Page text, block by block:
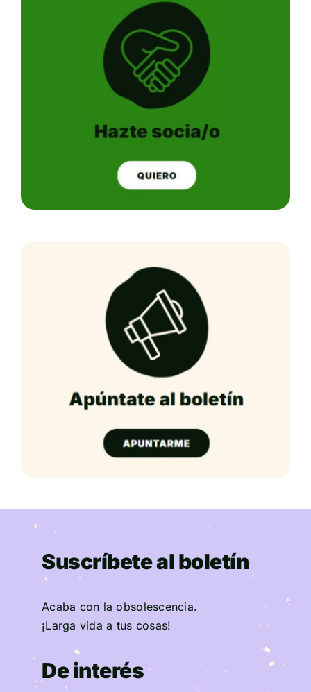
Suscríbete al boletín
Acaba con la obsolescencia.
¡Larga vida a tus cosas!
De interés